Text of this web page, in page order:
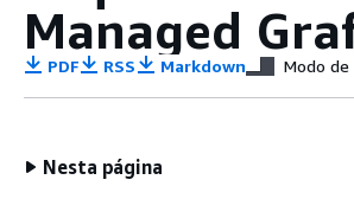
Managed
PDF RSS Markdown Modo de
Nesta página